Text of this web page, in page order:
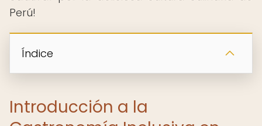
Perú!
Índice
Introducción a la